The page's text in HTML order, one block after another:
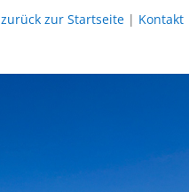
zurück zur Startseite | Kontakt